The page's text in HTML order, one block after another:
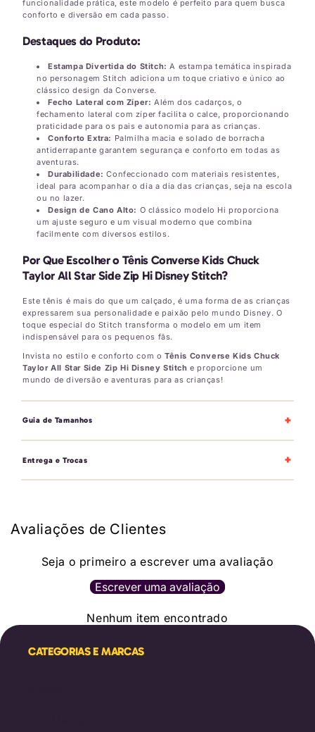
funcionalidade prática, este modelo é perfeito para quem busca
conforto e diversão em cada passo.
Destaques do Produto:
Estampa Divertida do Stitch: A estampa temática inspirada
no personagem Stitch adiciona um toque criativo e único ao
clássico design da Converse.
Fecho Lateral com Zíper: Além dos cadarços, o
fechamento lateral com zíper facilita o calce, proporcionando
praticidade para os pais e autonomia para as crianças.
Conforto Extra: Palmilha macia e solado de borracha
antiderrapante garantem segurança e conforto em todas as
aventuras.
Durabilidade: Confeccionado com materiais resistentes,
ideal para acompanhar o dia a dia das crianças, seja na escola
ou no lazer.
Design de Cano Alto: O clássico modelo Hi proporciona
um ajuste seguro e um visual moderno que combina
facilmente com diversos estilos.
Por Que Escolher o Tênis Converse Kids Chuck
Taylor All Star Side Zip Hi Disney Stitch?
Este tênis é mais do que um calçado, é uma forma de as crianças
expressarem sua personalidade e paixão pelo mundo Disney. O
toque especial do Stitch transforma o modelo em um item
indispensável para os pequenos fãs.
Invista no estilo e conforto com o Tênis Converse Kids Chuck
Taylor All Star Side Zip Hi Disney Stitch e proporcione um
mundo de diversão e aventuras para as crianças!
Guia de Tamanhos +
Entrega e Trocas +
Avaliações de Clientes
Seja o primeiro a escrever uma avaliação
Escrever uma avaliação
Nenhum item encontrado
CATEGORIAS E MARCAS